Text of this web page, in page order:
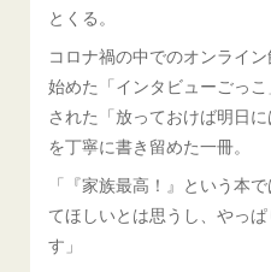
とくる。
コロナ禍の中でのオンライ
始めた「インタビューごっ
された「放っておけば明日
を丁寧に書き留めた一冊。
「『家族最高！』という本
てほしいとは思うし、やっ
す」